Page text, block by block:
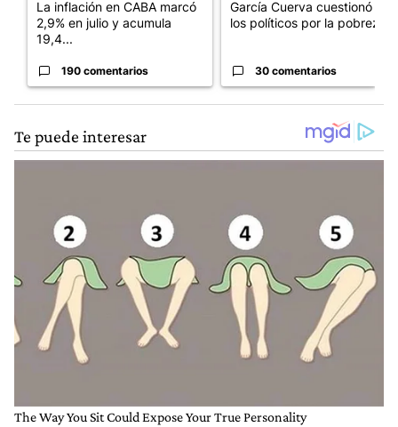
La inflación en CABA marcó
2,9% en julio y acumula
19,4...
190 comentarios
García Cuerva cuestionó a
los políticos por la pobreza
30 comentarios